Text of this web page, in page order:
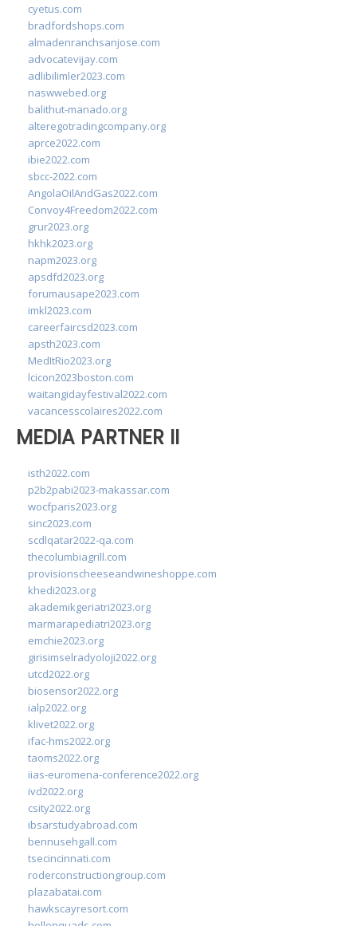
cyetus.com
bradfordshops.com
almadenranchsanjose.com
advocatevijay.com
adlibilimler2023.com
naswwebed.org
balithut-manado.org
alteregotradingcompany.org
aprce2022.com
ibie2022.com
sbcc-2022.com
AngolaOilAndGas2022.com
Convoy4Freedom2022.com
grur2023.org
hkhk2023.org
napm2023.org
apsdfd2023.org
forumausape2023.com
imkl2023.com
careerfaircsd2023.com
apsth2023.com
MedItRio2023.org
lcicon2023boston.com
waitangidayfestival2022.com
vacancesscolaires2022.com
MEDIA PARTNER II
isth2022.com
p2b2pabi2023-makassar.com
wocfparis2023.org
sinc2023.com
scdlqatar2022-qa.com
thecolumbiagrill.com
provisionscheeseandwineshoppe.com
khedi2023.org
akademikgeriatri2023.org
marmarapediatri2023.org
emchie2023.org
girisimselradyoloji2022.org
utcd2022.org
biosensor2022.org
ialp2022.org
klivet2022.org
ifac-hms2022.org
taoms2022.org
iias-euromena-conference2022.org
ivd2022.org
csity2022.org
ibsarstudyabroad.com
bennusehgall.com
tsecincinnati.com
roderconstructiongroup.com
plazabatai.com
hawkscayresort.com